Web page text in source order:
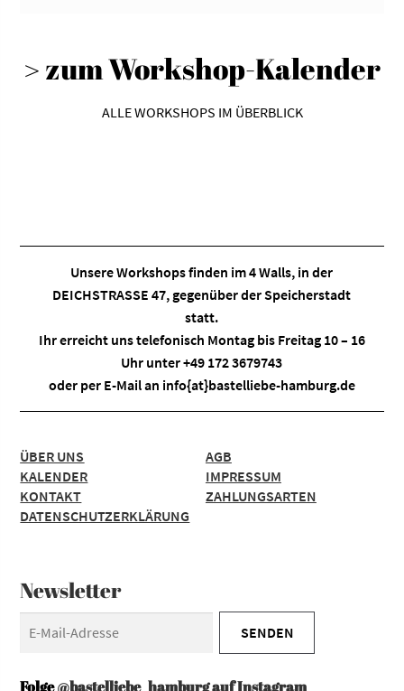
> zum Workshop-Kalender
ALLE WORKSHOPS IM ÜBERBLICK
Unsere Workshops finden im4 Walls, in der
DEICHSTRASSE 47, gegenüber der Speicherstadt
statt.
Ihr erreicht uns telefonisch Montag bis Freitag 10 – 16
Uhr unter +49 172 3679743
oder per E-Mail an info{at}bastelliebe-hamburg.de
ÜBER UNS
KALENDER
KONTAKT
DATENSCHUTZERKLÄRUNG
AGB
IMPRESSUM
ZAHLUNGSARTEN
Newsletter
Folge@bastelliebe_hamburg auf Instagram